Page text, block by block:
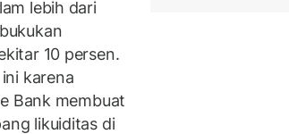
lebih dari
10 persen.
karena
Bank membuat
likuiditas di